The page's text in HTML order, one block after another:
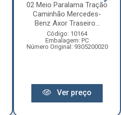
02 Meio Paralama Tração
Caminhão Mercedes-
Benz Axor Traseiro...
Código: 10164
Embalagem: PC
Número Original: 9305200020
Ver preço